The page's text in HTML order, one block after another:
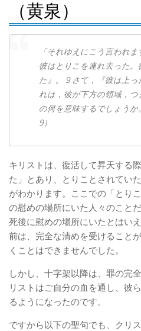
（黄泉）
「それゆえに​こう​言わ​れ​
彼​は​とりこ​を​連れ去っ​た。
た』。 9 さて，『彼​は​上
れ​は，彼​が​下方​の​領域，
の​何​を​意味​する​でしょ​う​
9）
キリストは、復活して昇天する
た」とあり、とりことされてい
がわかります。ここでの「とり
の慰めの場所にいた人々のこと
死後に慰めの場所にいたとはい
前は、完全な清めを受けること
くことはできませんでした。
しかし、十字架以降は、罪の完
リストはご自分の血を通し、彼
るようになったのです。
ですから以下の聖句でも、クリ